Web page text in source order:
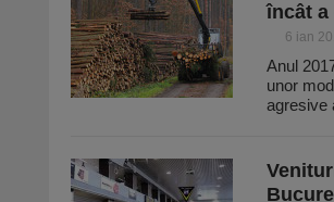
încât a
6 ian
Anul
unor
agresive